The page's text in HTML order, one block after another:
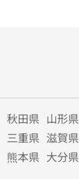
秋田県 山形県
三重県 滋賀県
熊本県 大分県